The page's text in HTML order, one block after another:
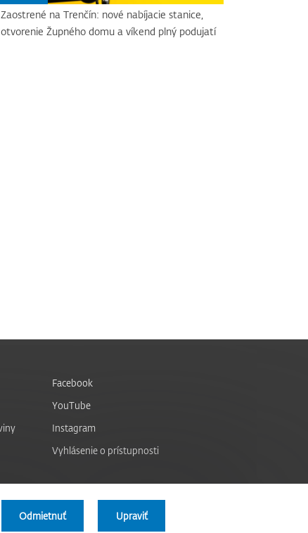
Zaostrené na Trenčín: nové nabíjacie stanice,
otvorenie Župného domu a víkend plný podujatí
Odmietnuť Upraviť
Facebook
YouTube
Instagram
Vyhlásenie o prístupnosti